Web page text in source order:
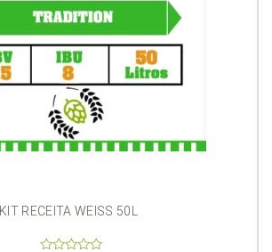
KIT RECEITA WEISS 50L